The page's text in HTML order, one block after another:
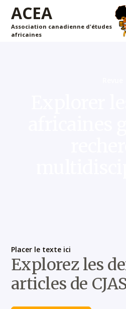
ACEA
Association canadienne d'études
africaines
Placer le texte ici
Explorez les
articles de